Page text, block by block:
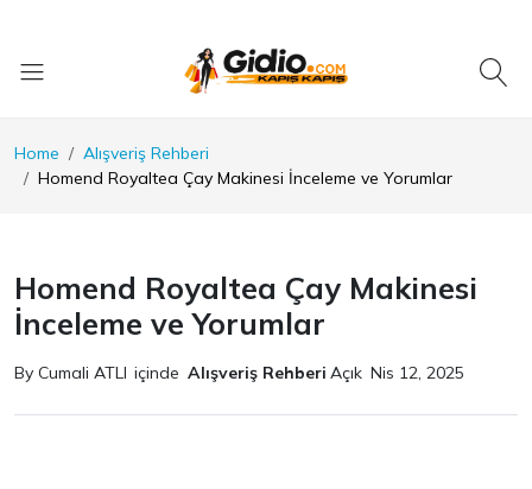
Home
Alışveriş Rehberi
Homend Royaltea Çay Makinesi İnceleme ve Yorumlar
Homend Royaltea Çay Makinesi
İnceleme ve Yorumlar
By Cumali ATLI içinde Alışveriş Rehberi Açık Nis 12, 2025